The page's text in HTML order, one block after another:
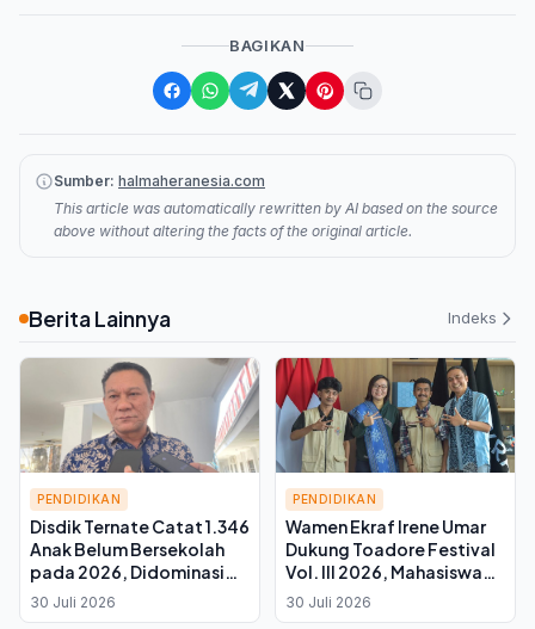
BAGIKAN
Sumber: halmaheranesia.com
This article was automatically rewritten by AI based on the source
above without altering the facts of the original article.
Berita Lainnya Indeks
PENDIDIKAN
Disdik Ternate Catat 1.346
Anak Belum Bersekolah
pada 2026, Didominasi
Usia PAUD di Pulau Batang
Dua
30 Juli 2026
PENDIDIKAN
Wamen Ekraf Irene Umar
Dukung Toadore Festival
Vol. III 2026, Mahasiswa
Tidore di Yogyakarta
Angkat Budaya dan UMKM
30 Juli 2026